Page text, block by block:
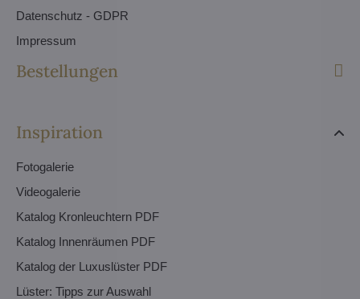
Datenschutz - GDPR
Impressum
Bestellungen
Inspiration
Fotogalerie
Videogalerie
Katalog Kronleuchtern PDF
Katalog Innenräumen PDF
Katalog der Luxuslüster PDF
Lüster: Tipps zur Auswahl